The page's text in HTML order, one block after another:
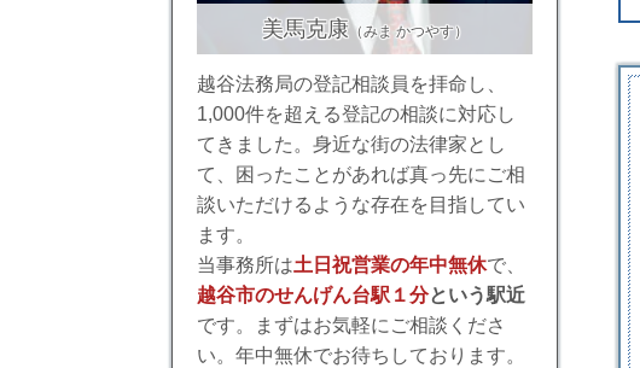
美馬克康（みま かつやす）
越谷法務局の登記相談員を拝命し、
1,000件を超える登記の相談に対応し
てきました。身近な街の法律家とし
て、困ったことがあれば真っ先にご相
談いただけるような存在を目指してい
ます。
当事務所は土日祝営業の年中無休で、
越谷市のせんげん台駅１分という駅近
です。まずはお気軽にご相談くださ
い。年中無休でお待ちしております。